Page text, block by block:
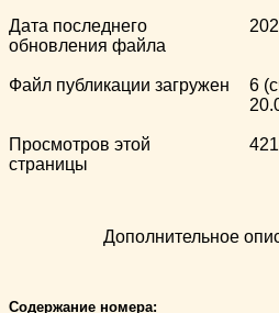
Дата последнего
обновления файла
Файл публикации загружен
6
Просмотров этой
страницы
Дополнительное
Содержание номера: